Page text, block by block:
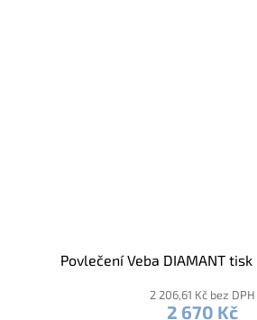
Povlečení Veba DIAMANT
2 206,61 Kč bez DPH
2 670 Kč